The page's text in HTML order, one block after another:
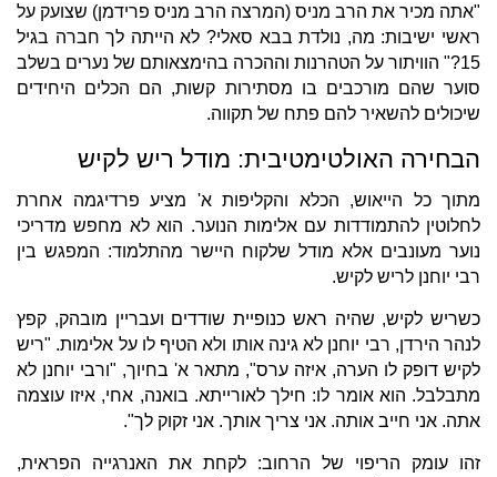
"אתה מכיר את הרב מניס (המרצה הרב מניס פרידמן) שצועק על
ראשי ישיבות: מה, נולדת בבא סאלי? לא הייתה לך חברה בגיל
15?" הוויתור על הטהרנות וההכרה בהימצאותם של נערים בשלב
סוער שהם מורכבים בו מסתירות קשות, הם הכלים היחידים
שיכולים להשאיר להם פתח של תקווה.
הבחירה האולטימטיבית: מודל ריש לקיש
מתוך כל הייאוש, הכלא והקליפות א' מציע פרדיגמה אחרת
לחלוטין להתמודדות עם אלימות הנוער. הוא לא מחפש מדריכי
נוער מעונבים אלא מודל שלקוח היישר מהתלמוד: המפגש בין
רבי יוחנן לריש לקיש.
כשריש לקיש, שהיה ראש כנופיית שודדים ועבריין מובהק, קפץ
לנהר הירדן, רבי יוחנן לא גינה אותו ולא הטיף לו על אלימות. "ריש
לקיש דופק לו הערה, איזה ערס", מתאר א' בחיוך, "ורבי יוחנן לא
מתבלבל. הוא אומר לו: חילך לאורייתא. בואנה, אחי, איזו עוצמה
אתה. אני חייב אותה. אני צריך אותך. אני זקוק לך".
זהו עומק הריפוי של הרחוב: לקחת את האנרגייה הפראית,